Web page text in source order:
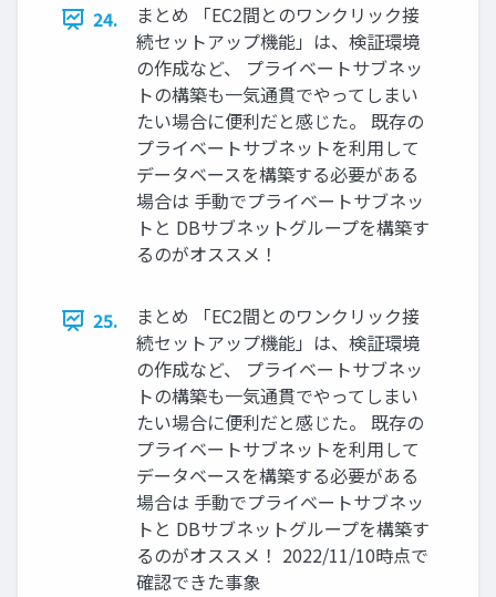
24.
まとめ 「EC2間とのワンクリック接
続セットアップ機能」は、検証環境
の作成など、 プライベートサブネッ
トの構築も一気通貫でやってしまい
たい場合に便利だと感じた。 既存の
プライベートサブネットを利用して
データベースを構築する必要がある
場合は 手動でプライベートサブネッ
トと DBサブネットグループを構築す
るのがオススメ！
25.
まとめ 「EC2間とのワンクリック接
続セットアップ機能」は、検証環境
の作成など、 プライベートサブネッ
トの構築も一気通貫でやってしまい
たい場合に便利だと感じた。 既存の
プライベートサブネットを利用して
データベースを構築する必要がある
場合は 手動でプライベートサブネッ
トと DBサブネットグループを構築す
るのがオススメ！ 2022/11/10時点で
確認できた事象